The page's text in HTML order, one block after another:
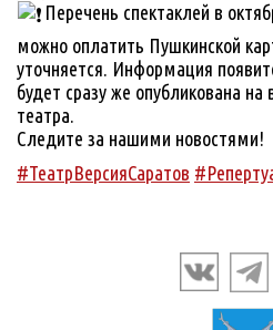
Перечень спектаклей в
можно оплатить Пушкинской
уточняется. Информация
будет сразу же опубликована на
театра.
Следите за нашими новостями!
#ТеатрВерсияСаратов